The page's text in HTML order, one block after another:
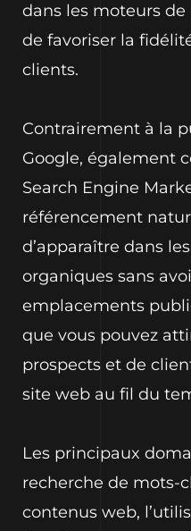
dans les moteurs
de favoriser la
clients.
Contrairement à la
Google, également
Search Engine
référencement
d’apparaître dans
organiques sans
emplacements
que vous pouvez
prospects et de
site web au fil du
Les principaux
recherche de mots-
contenus web,